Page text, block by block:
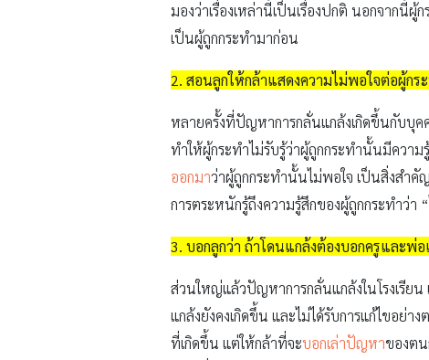
มองว่าเรื่องเหล่านี้เป็นเรื่องปกติ นอกจากนี้
เป็นผู้ถูกกระทำมาก่อน
2. สอนลูกให้กล้าแสดงความไม่พอใจต่อผู้กร
หลายครั้งที่ปัญหาการกลั่นแกล้งเกิดขึ้นกับบุค
ทำให้ผู้กระทำไม่รับรู้ว่าผู้ถูกกระทำนั้นมีความ
ออกมาว่าผู้ถูกกระทำนั้นไม่พอใจ เป็นสิ่งสำ
การตระหนักรู้ถึงความรู้สึกของผู้ถูกกระทำว่า
3. บอกลูกว่า ถ้าโดนแกล้งต้องบอกครูและพ่
ส่วนใหญ่แล้วปัญหาการกลั่นแกล้งในโรงเรียน
แกล้งยังคงเกิดขึ้น และไม่ได้รับการแก้ไขอย่
ที่เกิดขึ้น แต่ให้กล้าที่จะบอกเล่าปัญหาของต